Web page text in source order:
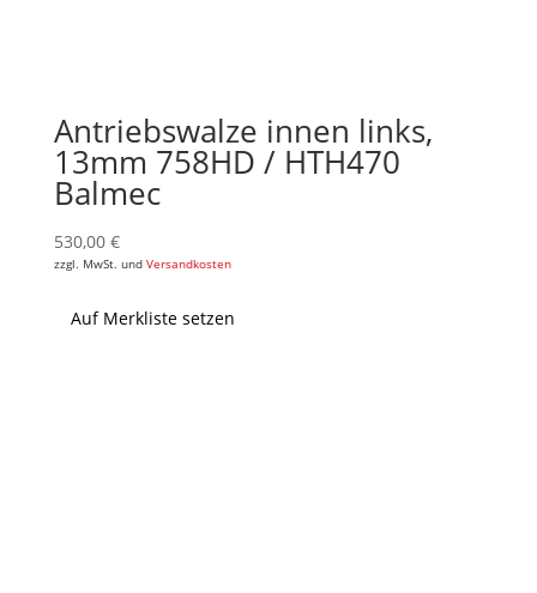
Antriebswalze innen links,
13mm 758HD / HTH470
Balmec
530,00 €
zzgl. MwSt. und Versandkosten
Auf Merkliste setzen